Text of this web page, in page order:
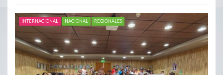
INTERNACIONAL NACIONAL REGIONALES